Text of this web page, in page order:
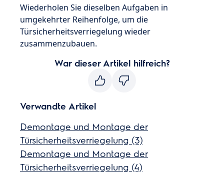
Wiederholen Sie dieselben Aufgaben in
umgekehrter Reihenfolge, um die
Türsicherheitsverriegelung wieder
zusammenzubauen.
War dieser Artikel hilfreich?
Verwandte Artikel
Demontage und Montage der
Türsicherheitsverriegelung (3)
Demontage und Montage der
Türsicherheitsverriegelung (4)